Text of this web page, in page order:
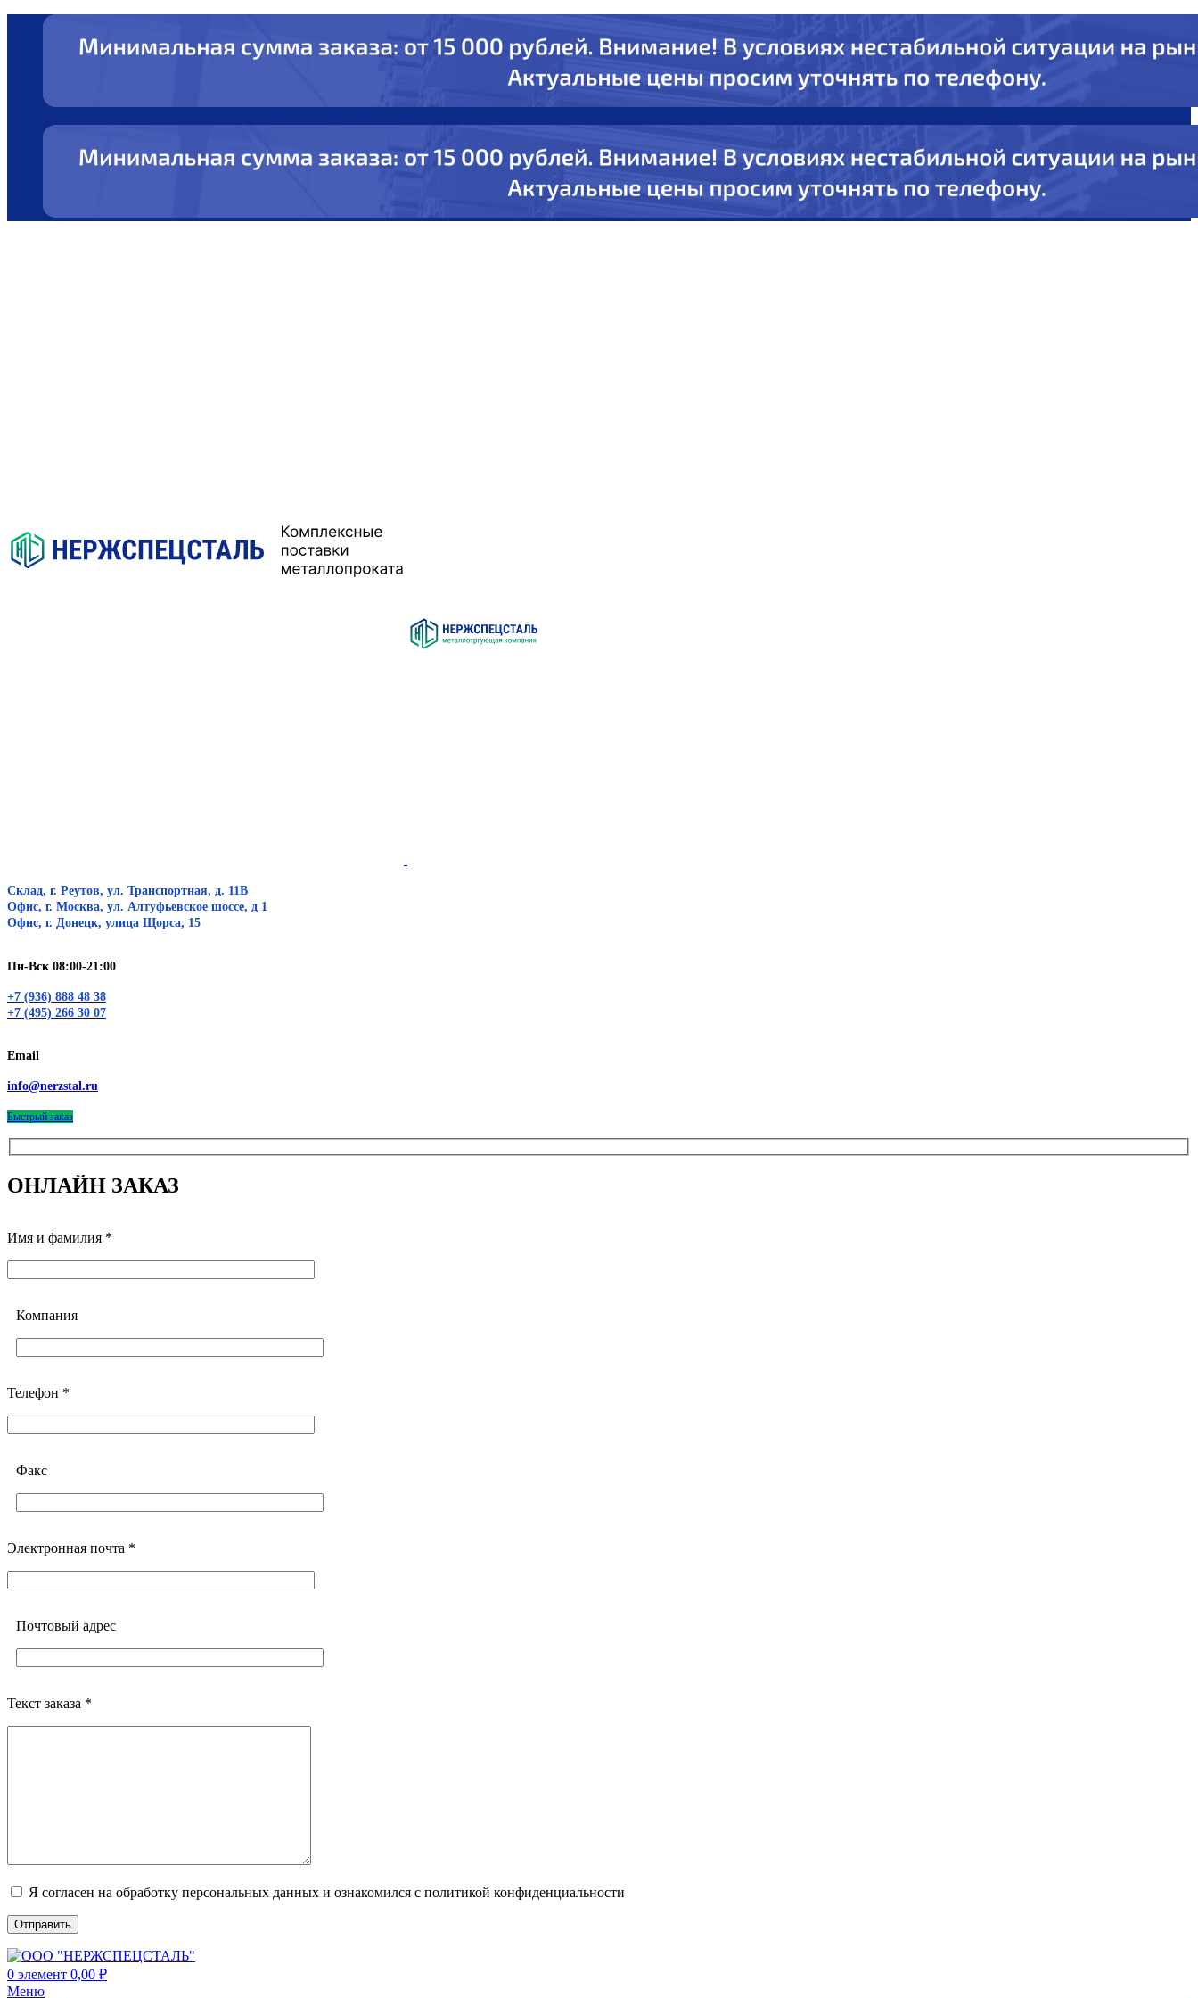
Склад, г. Реутов, ул. Транспортная, д. 11В
Офис, г. Москва, ул. Алтуфьевское шоссе, д 1
Офис, г. Донецк, улица Щорса, 15
Пн-Вск 08:00-21:00
+7 (936) 888 48 38
+7 (495) 266 30 07
Email
info@nerzstal.ru
Быстрый заказ
ОНЛАЙН ЗАКАЗ
Имя и фамилия *
Компания
Телефон *
Факс
Электронная почта *
Почтовый адреc
Текст заказа *
Я согласен на обработку персональных данных и ознакомился с политикой конфиденциальности
0 элемент 0,00 ₽
Меню